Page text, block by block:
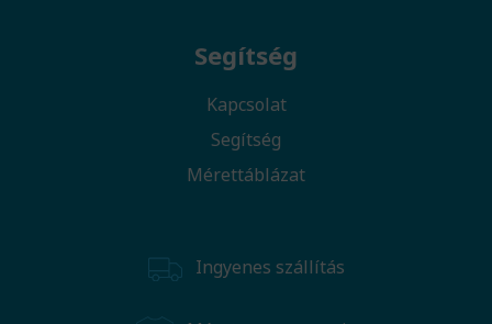
Segítség
Kapcsolat
Segítség
Mérettáblázat
Ingyenes szállítás